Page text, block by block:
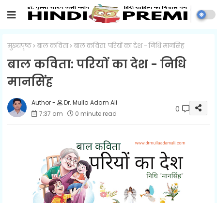
मुख्यपृष्ठ बाल कविता बाल कविता: परियों का देश - निधि मानसिंह
बाल कविता: परियों का देश - निधि
मानसिंह
Dr. Mulla Adam Ali
7:37 am
0 minute read 0